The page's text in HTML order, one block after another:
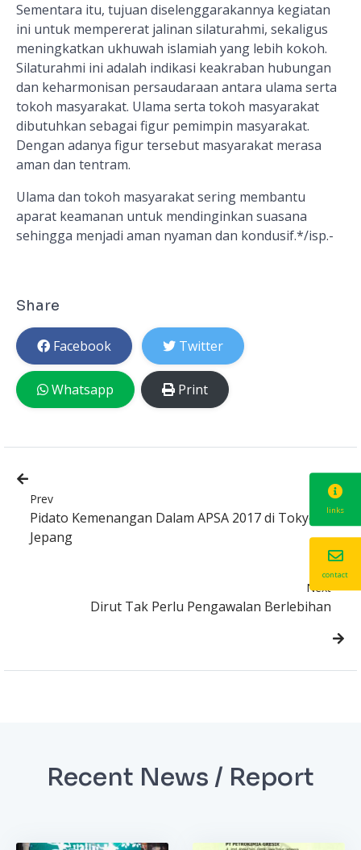
Sementara itu, tujuan diselenggarakannya kegiatan
ini untuk mempererat jalinan silaturahmi, sekaligus
meningkatkan ukhuwah islamiah yang lebih kokoh.
Silaturahmi ini adalah indikasi keakraban hubungan
dan keharmonisan persaudaraan antara ulama serta
tokoh masyarakat. Ulama serta tokoh masyarakat
dibutuhkan sebagai figur pemimpin masyarakat.
Dengan adanya figur tersebut masyarakat merasa
aman dan tentram.
Ulama dan tokoh masyarakat sering membantu
aparat keamanan untuk mendinginkan suasana
sehingga menjadi aman nyaman dan kondusif.*/isp.-
Share
Facebook Twitter
Whatsapp Print
Prev
Pidato Kemenangan Dalam APSA 2017 di Tokyo
Jepang
Next
Dirut Tak Perlu Pengawalan Berlebihan
Recent News / Report
links
contact